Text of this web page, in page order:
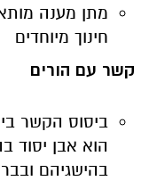
מתן מענה
חינוך מיוחדים
קשר עם הורים
ביסוס הקשר
הוא אבן יסוד
בהישגיהם